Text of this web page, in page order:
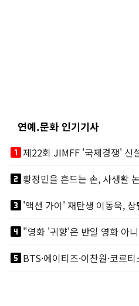
연예.문화 인기기사
looks_one제22회 JIMFF '국제경쟁' 신
looks_two
looks_3
looks_4"영화 '귀향'은 반일 영화 아
looks_5BTS·에이티즈·이찬원·코르